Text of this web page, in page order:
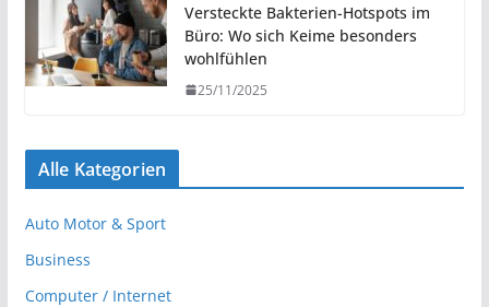
Versteckte Bakterien-Hotspots im
Büro: Wo sich Keime besonders
wohlfühlen
25/11/2025
Alle Kategorien
Auto Motor & Sport
Business
Computer / Internet